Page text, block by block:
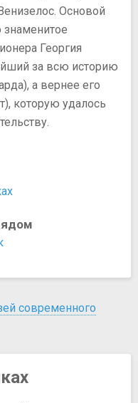
Основой
Георгия
за всю историю
а вернее его
которую удалось
современного